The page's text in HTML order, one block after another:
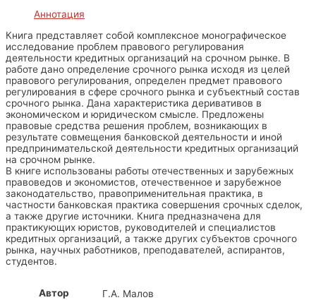
Аннотация
Книга представляет собой комплексное монографическое
исследование проблем правового регулирования
деятельности кредитных организаций на срочном рынке. В
работе дано определение срочного рынка исходя из целей
правового регулирования, определен предмет правового
регулирования в сфере срочного рынка и субъектный состав
срочного рынка. Дана характеристика деривативов в
экономическом и юридическом смысле. Предложены
правовые средства решения проблем, возникающих в
результате совмещения банковской деятельности и иной
предпринимательской деятельности кредитных организаций
на срочном рынке.
В книге использованы работы отечественных и зарубежных
правоведов и экономистов, отечественное и зарубежное
законодательство, правоприменительная практика, в
частности банковская практика совершения срочных сделок,
а также другие источники. Книга предназначена для
практикующих юристов, руководителей и специалистов
кредитных организаций, а также других субъектов срочного
рынка, научных работников, преподавателей, аспирантов,
студентов.
Автор Г.А. Малов